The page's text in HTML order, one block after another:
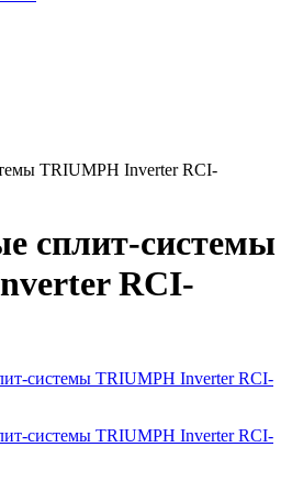
TRIUMPH Inverter RCI-
сплит-системы
RCI-